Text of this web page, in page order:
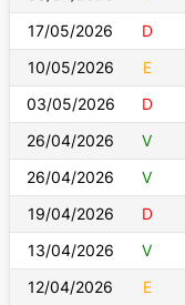
17/05/2026
D
10/05/2026
E
03/05/2026
D
26/04/2026
V
26/04/2026
V
19/04/2026
D
13/04/2026
V
12/04/2026
E